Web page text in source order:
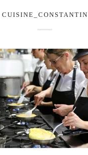
CUISINE_CONSTANTIN